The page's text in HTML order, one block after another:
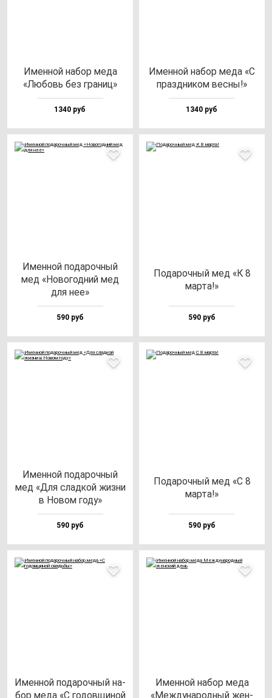
Имен­ной на­бор ме­да
«Любовь без гра­ниц»
1340 руб
Имен­ной на­бор ме­да «С
праз­дни­ком вес­ны!»
1340 руб
Имен­ной по­да­роч­ный
мед «Ново­год­ний мед
для нее»
590 руб
Пода­роч­ный мед «К 8
мар­та!»
590 руб
Имен­ной по­да­роч­ный
мед «Для слад­кой жиз­ни
в Новом го­ду»
590 руб
Пода­роч­ный мед «С 8
мар­та!»
590 руб
Имен­ной по­да­роч­ный на­
бор ме­да «С го­дов­щи­ной
Имен­ной на­бор ме­да
«Меж­ду­на­род­ный жен­